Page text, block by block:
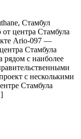
Стамбул
центра Стамбула
Ario-097 —
Стамбула
рядом с наиболее
с несколькими
Стамбула